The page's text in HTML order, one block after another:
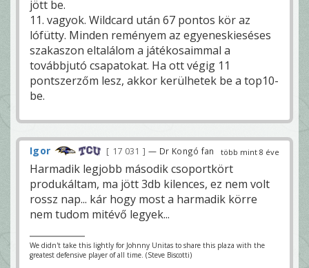
jött be.
11. vagyok. Wildcard után 67 pontos kör az
lófütty. Minden reményem az egyeneskieséses
szakaszon eltalálom a játékosaimmal a
továbbjutó csapatokat. Ha ott végig 11
pontszerzőm lesz, akkor kerülhetek be a top10-
be.
több mint 8 éve
Igor 17 031 — Dr Kongó fan
Harmadik legjobb második csoportkört
produkáltam, ma jött 3db kilences, ez nem volt
rossz nap... kár hogy most a harmadik körre
nem tudom mitévő legyek...
We didn't take this lightly for Johnny Unitas to share this plaza with the
greatest defensive player of all time. (Steve Biscotti)